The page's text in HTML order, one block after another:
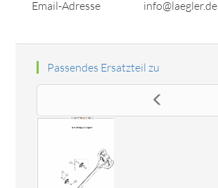
Email-Adresse
info@laegler.de
Passendes Ersatzteil zu